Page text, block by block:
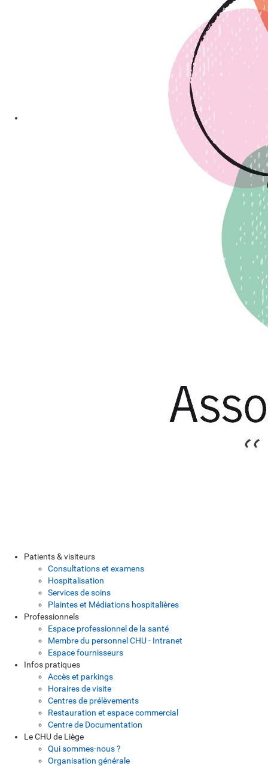
Patients & visiteurs
Consultations et examens
Hospitalisation
Services de soins
Plaintes et Médiations hospitalières
Professionnels
Espace professionnel de la santé
Membre du personnel CHU - Intranet
Espace fournisseurs
Infos pratiques
Accès et parkings
Horaires de visite
Centres de prélèvements
Restauration et espace commercial
Centre de Documentation
Le CHU de Liège
Qui sommes-nous ?
Organisation générale